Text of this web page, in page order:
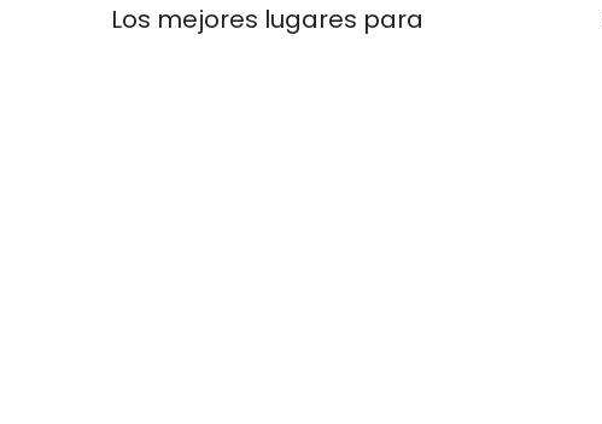
Los mejores lugares para